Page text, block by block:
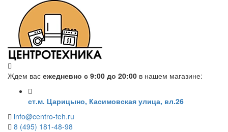
Ждем вас ежедневно с 9:00 до 20:00 в нашем магазине:
ст.м. Царицыно, Касимовская улица, вл.26
info@centro-teh.ru
8 (495) 181-48-98